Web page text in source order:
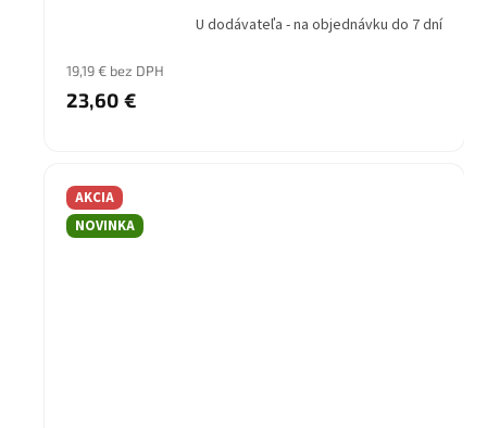
U dodávateľa - na objednávku do 7 dní
19,19 € bez DPH
23,60 €
AKCIA
NOVINKA